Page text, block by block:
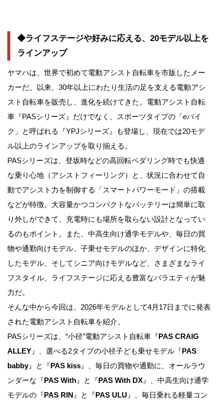
◆ライフステージや好みに応える、20モデル以上を
ラインアップ
ヤマハは、世界で初めて電動アシスト自転車を市販したメー
カーだ。以来、30年以上にわたり生活の足を支える電動アシ
スト自転車を販売し、進化を続けてきた。電動アシスト自転
車『PASシリーズ』だけでなく、スポーツタイプの「eバイ
ク」と呼ばれる『YPJシリーズ』も登場し、現在では20モデ
ル以上のラインアップを取り揃える。
PASシリーズは、登坂時などの高回転ペダリング時でも快適
な乗り心地（アシストフィーリング）と、状況に合わせて自
動でアシスト力を制御する「スマートパワーモード」の搭載
などが特徴。大容量かつコンパクトなバッテリーは簡単に取
り外しができて、充電時にも場所を取らない設計となってい
るのもポイント。また、中高生向け通学モデルや、毎日の買
物や通勤向けモデル、子乗せモデルのほか、デザインに特化
したモデル、そしてシニア向けモデルなど、さまざまなライ
フスタイル、ライフステージに応える豊富なバラエティが魅
力だ。
そんな中から今回は、2026年モデルとして4月17日までに発表
された電動アシスト自転車を紹介。
PASシリーズは、“小径”電動アシスト自転車『PAS CRAIG
ALLEY 』、選べる2タイプの小径子ども乗せモデル『PAS
babby』と『PAS kiss 』、毎日の買物や通勤に、オールラウ
ンダーな『PAS With 』と『PAS With DX 』、中高生向け通学
モデルの『PAS RIN 』と『PAS ULU 』、毎日乗れる軽量コン